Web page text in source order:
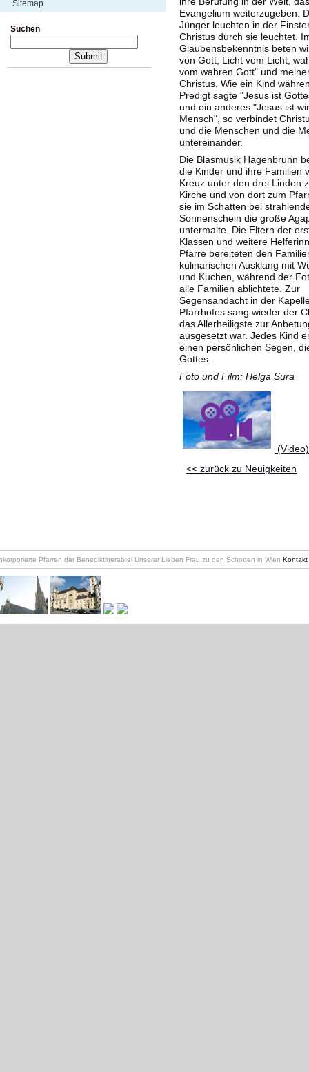
Sitemap
Suchen
Evangelium weiterzugeben.
Jünger leuchten in der
Christus durch sie leuchtet.
Glaubensbekenntnis beten
von Gott, Licht vom Licht,
vom wahren Gott" und
Christus. Wie ein Kind
Predigt sagte "Jesus ist
und ein anderes "Jesus ist
Mensch", so verbindet
und die Menschen und die
untereinander.
Die Blasmusik Hagenbrunn
die Kinder und ihre Familien
Kreuz unter den drei Linden
Kirche und von dort zum
sie im Schatten bei
Sonnenschein die große
untermalte. Die Eltern der
Klassen und weitere
Pfarre bereiteten den
kulinarischen Ausklang mit
und Kuchen, während der
alle Familien ablichtete. Zur
Segensandacht in der
Pfarrhofes sang wieder der
das Allerheiligste zur
ausgesetzt war. Jedes Kind
einen persönlichen Segen,
Gottes.
Foto und Film: Helga Sura
(Video)
<< zurück zu Neuigkeiten
Pfarren der Benediktinerabtei Unserer Lieben Frau zu den Schotten in Wien Kontakt